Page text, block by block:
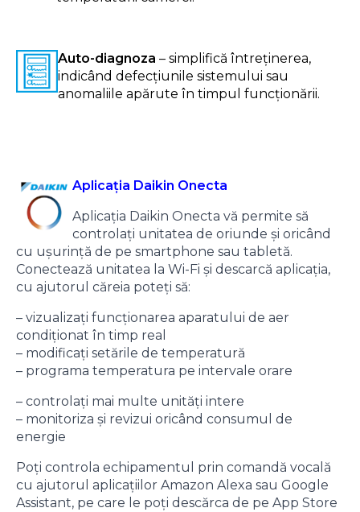
Auto-diagnoza – simplifică întreținerea,
indicând defecțiunile sistemului sau
anomaliile apărute în timpul funcționării.
Aplicația Daikin Onecta
Aplicația Daikin Onecta vă permite să
controlați unitatea de oriunde și oricând
cu ușurință de pe smartphone sau tabletă.
Conectează unitatea la Wi-Fi și descarcă aplicația,
cu ajutorul căreia poteți să:
– vizualizați funcționarea aparatului de aer
condiționat în timp real
– modificați setările de temperatură
– programa temperatura pe intervale orare
– controlați mai multe unități intere
– monitoriza și revizui oricând consumul de
energie
Poți controla echipamentul prin comandă vocală
cu ajutorul aplicațiilor Amazon Alexa sau Google
Assistant, pe care le poți descărca de pe App Store